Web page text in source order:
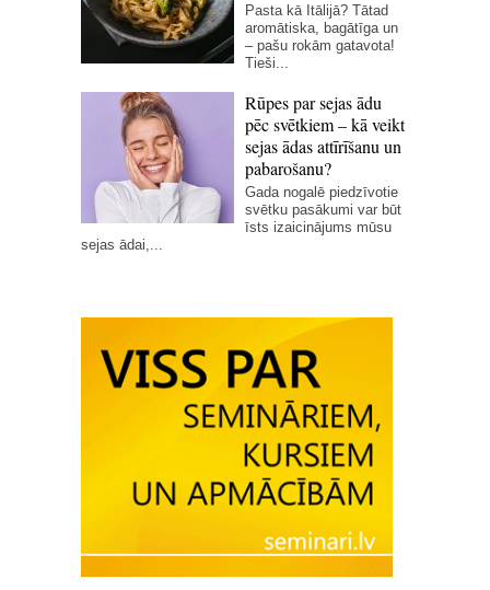
Pasta kā Itālijā? Tātad
aromātiska, bagātīga un
– pašu rokām gatavota!
Tieši...
Rūpes par sejas ādu
pēc svētkiem – kā veikt
sejas ādas attīrīšanu un
pabarošanu?
Gada nogalē piedzīvotie
svētku pasākumi var būt
īsts izaicinājums mūsu
sejas ādai,...